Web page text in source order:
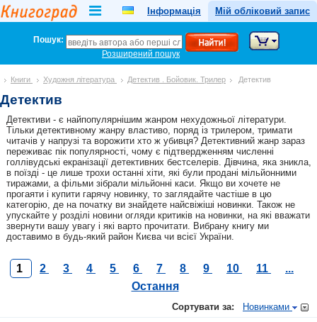
Інформація Мій обліковий запис
Пошук:
Розширений пошук
Книги Художня література Детектив Бойовик. Трилер Детектив
Детектив
Детективи - є найпопулярнішим жанром нехудожньої літератури.
Тільки детективному жанру властиво, поряд із трилером, тримати
читачів у напрузі та ворожити хто ж убивця? Детективний жанр зараз
переживає пік популярності, чому є підтвердженням численні
голлівудські екранізації детективних бестселерів. Дівчина, яка зникла,
в поїзді - це лише трохи останні хіти, які були продані мільйонними
тиражами, а фільми зібрали мільйонні каси. Якщо ви хочете не
прогаяти і купити гарячу новинку, то заглядайте частіше в цю
категорію, де на початку ви знайдете найсвіжіші новинки. Також не
упускайте у розділі новини огляди критиків на новинки, на які вважати
звернути вашу увагу і які варто прочитати. Вибрану книгу ми
доставимо в будь-який район Києва чи всієї України.
1 2 3 4 5 6 7 8 9 10 11
...
Остання
Сортувати за: Новинками